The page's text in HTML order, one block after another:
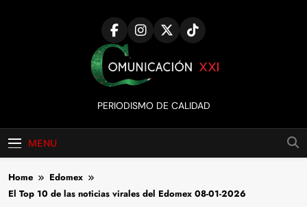
Comunicación
XXI
PERIODISMO DE CALIDAD
MENU
Home
Edomex
El Top 10 de las noticias virales del Edomex 08-01-2026